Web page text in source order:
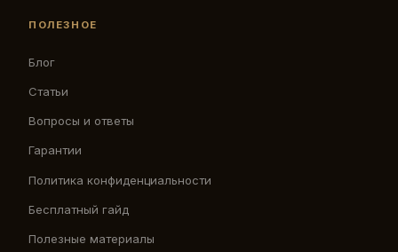
ПОЛЕЗНОЕ
Блог
Статьи
Вопросы и ответы
Гарантии
Политика конфиденциальности
Бесплатный гайд
Полезные материалы